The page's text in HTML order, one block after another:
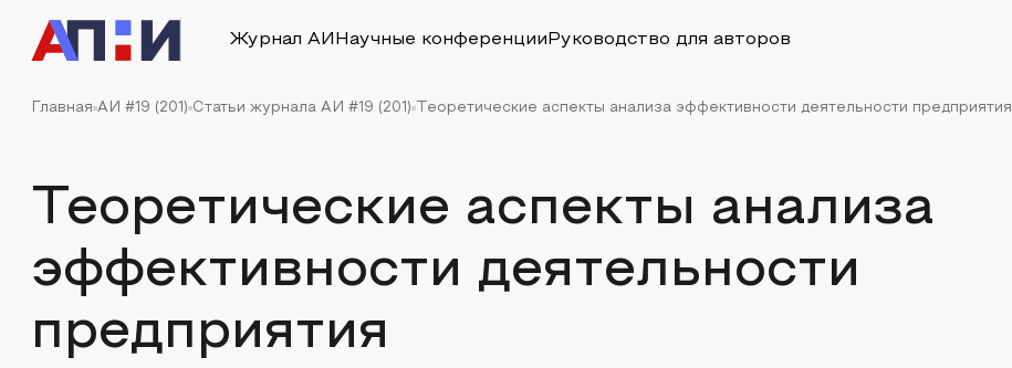
Журнал АИ Научные конференции Руководство для авторов
Главная АИ #19 (201) Статьи журнала АИ #19 (201) Теоретические аспекты анализа эффективности деятельности предприятия
Теоретические аспекты анализа
эффективности деятельности
предприятия